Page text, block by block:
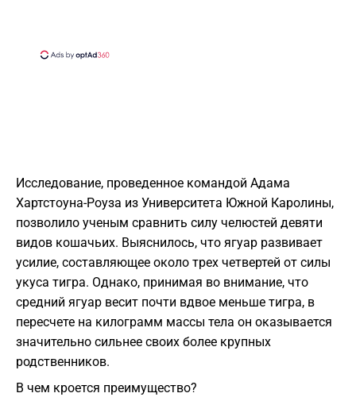
​Исследование, проведенное командой Адама
Хартстоуна-Роуза из Университета Южной Каролины,
позволило ученым сравнить силу челюстей девяти
видов кошачьих. Выяснилось, что ягуар развивает
усилие, составляющее около трех четвертей от силы
укуса тигра. Однако, принимая во внимание, что
средний ягуар весит почти вдвое меньше тигра, в
пересчете на килограмм массы тела он оказывается
значительно сильнее своих более крупных
родственников.
​В чем кроется преимущество?